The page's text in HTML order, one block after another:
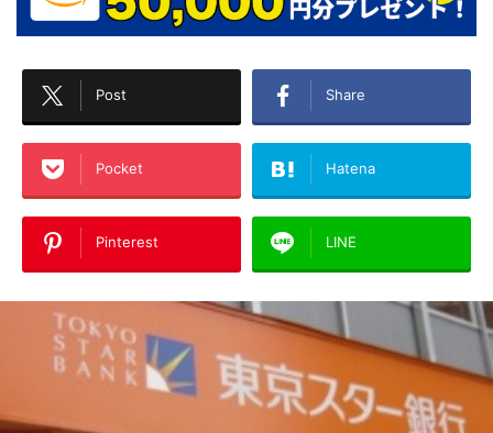
Post Share
Pocket Hatena
Pinterest LINE